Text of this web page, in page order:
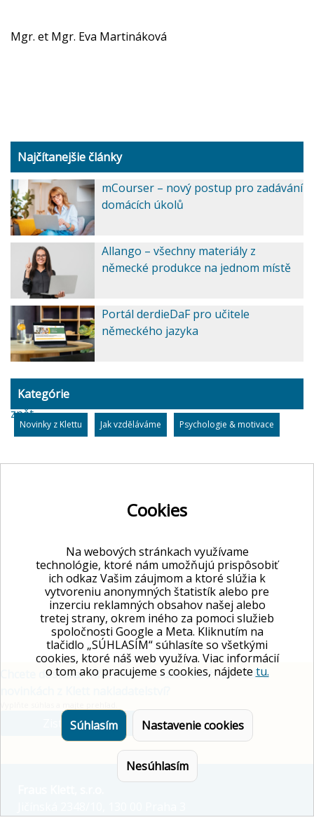
Mgr. et Mgr. Eva Martináková
Najčítanejšie články
mCourser – nový postup pro zadávání
domácích úkolů
Allango – všechny materiály z
německé produkce na jednom místě
Portál derdieDaF pro učitele
německého jazyka
Kategórie
Novinky z Klettu Jak vzděláváme Psychologie & motivace
zpět
Chcete dostávať informácie o udalostiach, zľavách a
Zistite viac
Cookies
Na webových stránkach využívame
technológie, ktoré nám umožňujú prispôsobiť
ich odkaz Vašim záujmom a ktoré slúžia k
vytvoreniu anonymných štatistík alebo pre
inzerciu reklamných obsahov našej alebo
tretej strany, okrem iného za pomoci služieb
spoločnosti Google a Meta. Kliknutím na
tlačidlo „SÚHLASÍM“ súhlasíte so všetkými
cookies, ktoré náš web využíva. Viac informácií
o tom ako pracujeme s cookies, nájdetetu.
Súhlasím Nastavenie cookies
Nesúhlasím